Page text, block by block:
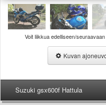
UUTISET
SÄÄ
Valitse paikkakunta
Helsingin sää
Tampereen sää
Turun sää
Kuopion sää
Rovaniemen sää
Voit liikkua edelliseen/
Kuvan
Suzuki gsx600f Hattula